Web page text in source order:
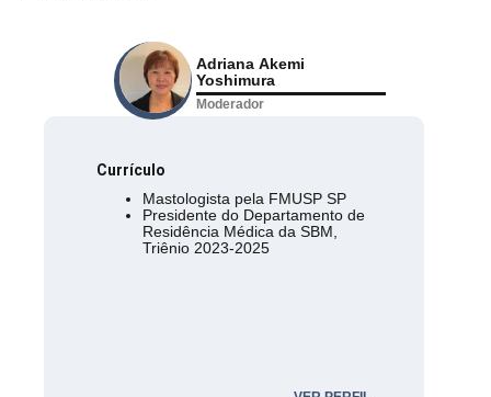
Adriana Akemi
Yoshimura
Moderador
Currículo
Mastologista pela FMUSP SP
Presidente do Departamento de
Residência Médica da SBM,
Triênio 2023-2025